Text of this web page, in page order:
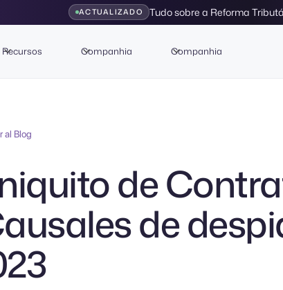
ACTUALIZADO Tudo sobre a Reforma
Recursos Companhia Companhia
al Blog
de
de